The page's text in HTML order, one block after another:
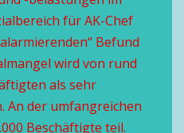
für AK-Chef
Befund
wird von rund
als sehr
An der umfangreichen
Beschäftigte teil.